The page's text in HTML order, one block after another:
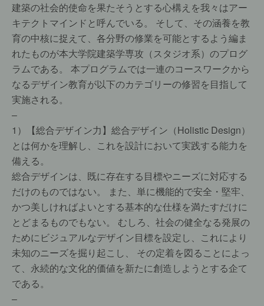
建築の社会的使命を果たそうとする心構えを我々はアー
キテクトマインドと呼んでいる。 そして、その涵養を教
育の中核に捉えて、各分野の修業を可能とするよう編ま
れたものが本大学院建築学専攻（スタジオ系）のプログ
ラムである。 本プログラムでは一連のコースワークから
なるデザイン教育が以下のカテゴリーの修習を目指して
実施される。
–
1）【総合デザイン力】総合デザイン（Holistic Design）
とは何かを理解し、これを設計において実践する能力を
備える。
総合デザインは、既に存在する目標やニーズに対応する
だけのものではない。 また、単に機能的で安全・堅牢、
かつ美しければよいとする基本的な仕様を満たすだけに
とどまるものでもない。 むしろ、社会の健全なる発展の
ためにビジュアルなデザイン目標を設定し、これにより
未知のニーズを掘り起こし、 その定着を図ることによっ
て、永続的な文化的価値を新たに創造しようとする企て
である。
–